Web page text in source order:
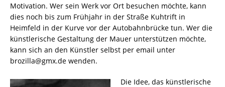
Motivation. Wer sein Werk vor Ort besuchen möchte, kann
dies noch bis zum Frühjahr in der Straße Kuhtrift in
Heimfeld in der Kurve vor der Autobahnbrücke tun. Wer die
künstlerische Gestaltung der Mauer unterstützen möchte,
kann sich an den Künstler selbst per email unter
brozilla@gmx.de wenden.
Die Idee, das künstlerische